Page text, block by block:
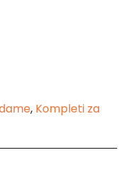
, Kompleti za